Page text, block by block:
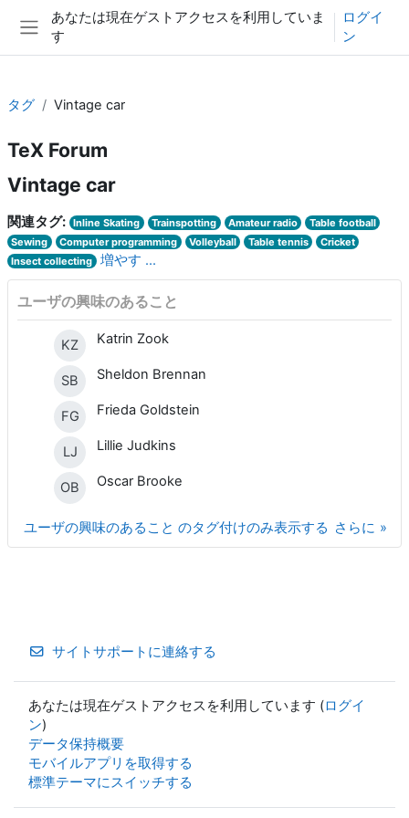
メインコンテンツへスキップする
サイドパネル
あなたは現在ゲストアクセスを利用していま
す
ログイ
ン
タグ Vintage car
TeX Forum
Vintage car
関連タグ: Inline Skating Trainspotting Amateur radio
Table football
Sewing
Computer programming Volleyball Table tennis
Cricket
Insect collecting
増やす ...
ユーザの興味のあること
KZ Katrin Zook
SB Sheldon Brennan
FG Frieda Goldstein
LJ Lillie Judkins
OB Oscar Brooke
さらに
ユーザの興味のあること のタグ付けのみ表示する
サイトサポートに連絡する
あなたは現在ゲストアクセスを利用しています (ログイ
ン)
データ保持概要
モバイルアプリを取得する
標準テーマにスイッチする